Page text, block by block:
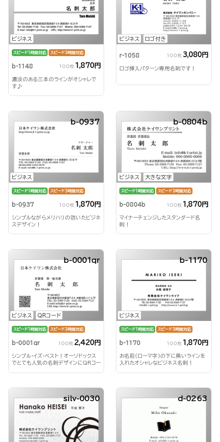
ビジネス
スピード1時間対応 スピード3時間対応
b-1148 100枚 1,870円
濃淡のある三本のラインがオシャレで
す♪
ビジネス ロゴ付き
r-1058 100枚 3,080円
ロゴ挿入パターン専用名刺です！
ビジネス
b-0937
スピード1時間対応 スピード3時間対応
b-0937 100枚 1,870円
シンプルながらメリハリの効いたビジネ
スデザイン！
ビジネス 大きな文字
b-0804b
スピード1時間対応 スピード3時間対応
b-0804b 100枚 1,870円
マイナーチェンジしたスタンダード名
刺！
ビジネス QRコード
b-0001qr
スピード1時間対応 スピード3時間対応
b-0001qr 100枚 2,420円
シンプル・イズ・ベスト！オーソドックス
でとても人気の名刺デザインにQRコー
ビジネス
b-1170
スピード1時間対応 スピード3時間対応
b-1170 100枚 1,870円
お名前(ローマ字)の下に黒いラインを
入れたオシャレなビジネス名刺！
silv-0030 d-0263